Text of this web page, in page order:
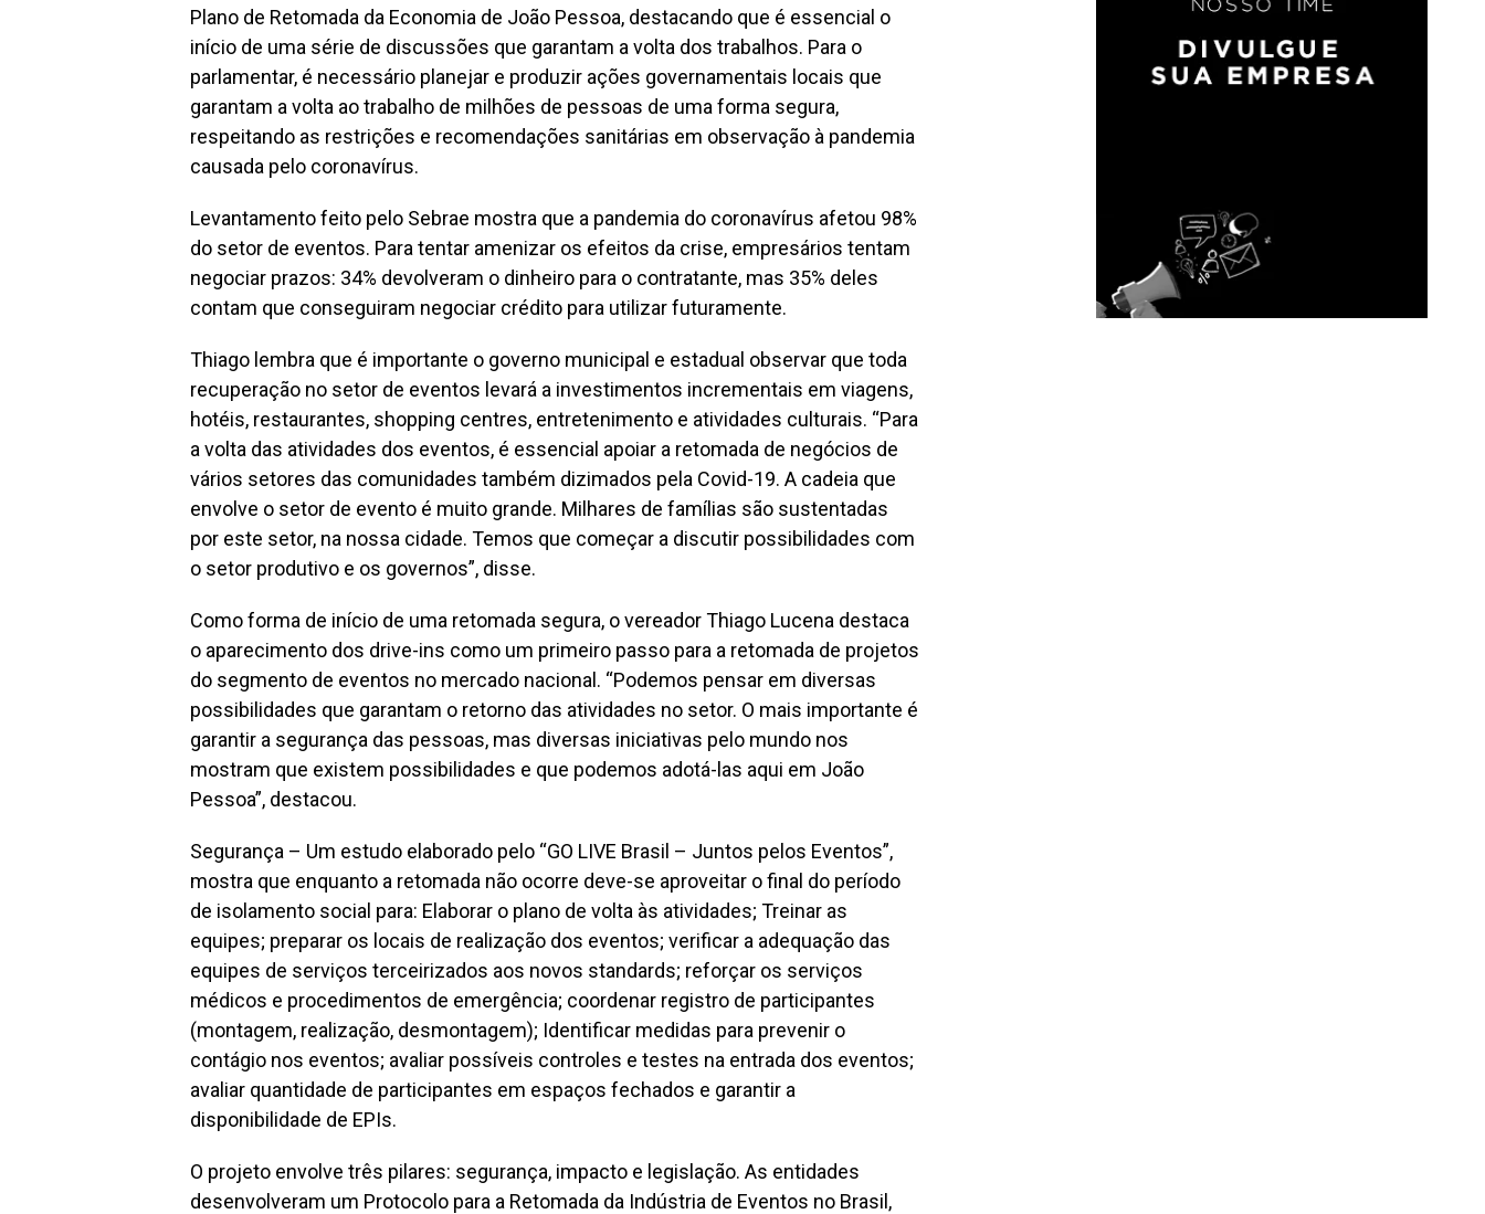
Plano de Retomada da Economia de João Pessoa, destacando que é essencial o
início de uma série de discussões que garantam a volta dos trabalhos. Para o
parlamentar, é necessário planejar e produzir ações governamentais locais que
garantam a volta ao trabalho de milhões de pessoas de uma forma segura,
respeitando as restrições e recomendações sanitárias em observação à pandemia
causada pelo coronavírus.
Levantamento feito pelo Sebrae mostra que a pandemia do coronavírus afetou 98%
do setor de eventos. Para tentar amenizar os efeitos da crise, empresários tentam
negociar prazos: 34% devolveram o dinheiro para o contratante, mas 35% deles
contam que conseguiram negociar crédito para utilizar futuramente.
Thiago lembra que é importante o governo municipal e estadual observar que toda
recuperação no setor de eventos levará a investimentos incrementais em viagens,
hotéis, restaurantes, shopping centres, entretenimento e atividades culturais. “Para
a volta das atividades dos eventos, é essencial apoiar a retomada de negócios de
vários setores das comunidades também dizimados pela Covid-19. A cadeia que
envolve o setor de evento é muito grande. Milhares de famílias são sustentadas
por este setor, na nossa cidade. Temos que começar a discutir possibilidades com
o setor produtivo e os governos”, disse.
Como forma de início de uma retomada segura, o vereador Thiago Lucena destaca
o aparecimento dos drive-ins como um primeiro passo para a retomada de projetos
do segmento de eventos no mercado nacional. “Podemos pensar em diversas
possibilidades que garantam o retorno das atividades no setor. O mais importante é
garantir a segurança das pessoas, mas diversas iniciativas pelo mundo nos
mostram que existem possibilidades e que podemos adotá-las aqui em João
Pessoa”, destacou.
Segurança – Um estudo elaborado pelo “GO LIVE Brasil – Juntos pelos Eventos”,
mostra que enquanto a retomada não ocorre deve-se aproveitar o final do período
de isolamento social para: Elaborar o plano de volta às atividades; Treinar as
equipes; preparar os locais de realização dos eventos; verificar a adequação das
equipes de serviços terceirizados aos novos standards; reforçar os serviços
médicos e procedimentos de emergência; coordenar registro de participantes
(montagem, realização, desmontagem); Identificar medidas para prevenir o
contágio nos eventos; avaliar possíveis controles e testes na entrada dos eventos;
avaliar quantidade de participantes em espaços fechados e garantir a
disponibilidade de EPIs.
O projeto envolve três pilares: segurança, impacto e legislação. As entidades
desenvolveram um Protocolo para a Retomada da Indústria de Eventos no Brasil,